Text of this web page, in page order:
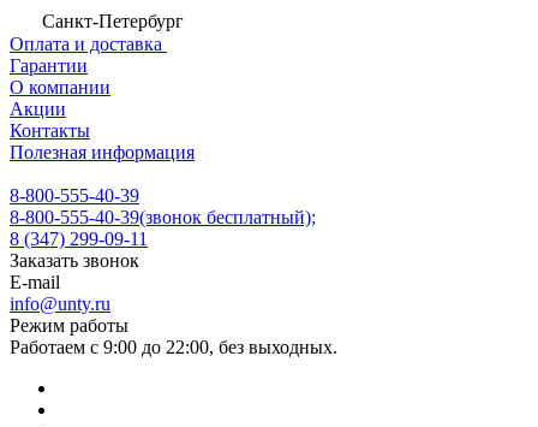
Санкт-Петербург
Оплата и доставка
Гарантии
О компании
Акции
Контакты
Полезная информация
8-800-555-40-39
8-800-555-40-39(звонок бесплатный);
8 (347) 299-09-11
Заказать звонок
E-mail
info@unty.ru
Режим работы
Работаем с 9:00 до 22:00, без выходных.